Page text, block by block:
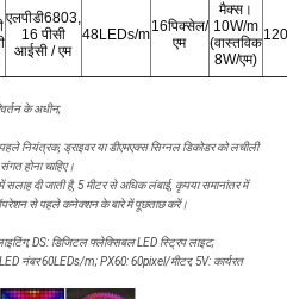
एलपीडी6803,
16 पीसी
आईसी / एम
48LEDs/m16पिक्सेल/
एम
मैक्स।
10W/m
(वास्तविक
8W/एम)
के अधीन;
नियंत्रक, ड्राइवर या डीएमएक्स सिग्नल डिकोडर को लचीली
होना चाहिए।
दी जाती है, 5 मीटर से अधिक लंबाई, कृपया समानांतर में
से पहले कनेक्शन के बारे में पूछताछ करें।
DS: डिजिटल फ्लेक्सिबल LED स्ट्रिप लाइट;
नंबर 60LEDs/m; PX60: 60pixel/मीटर; 5V: कार्यरत